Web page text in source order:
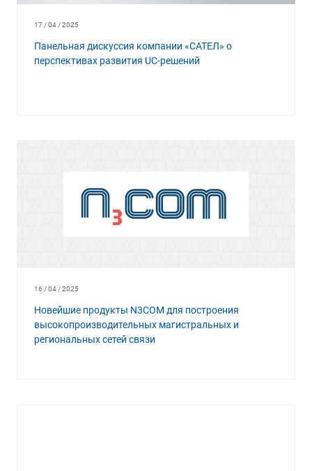
17 / 04 / 2025
Панельная дискуссия компании «САТЕЛ» о
перспективах развития UC-решений
16 / 04 / 2025
Новейшие продукты N3COM для построения
высокопроизводительных магистральных и
региональных сетей связи